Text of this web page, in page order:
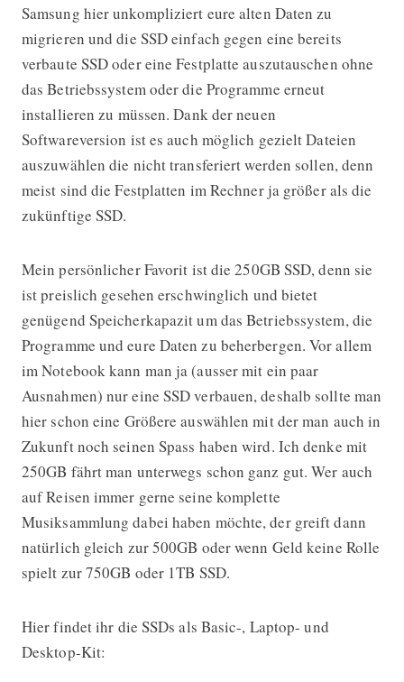
Samsung hier unkompliziert eure alten Daten zu
migrieren und die SSD einfach gegen eine bereits
verbaute SSD oder eine Festplatte auszutauschen ohne
das Betriebssystem oder die Programme erneut
installieren zu müssen. Dank der neuen
Softwareversion ist es auch möglich gezielt Dateien
auszuwählen die nicht transferiert werden sollen, denn
meist sind die Festplatten im Rechner ja größer als die
zukünftige SSD.
Mein persönlicher Favorit ist die 250GB SSD, denn sie
ist preislich gesehen erschwinglich und bietet
genügend Speicherkapazit um das Betriebssystem, die
Programme und eure Daten zu beherbergen. Vor allem
im Notebook kann man ja (ausser mit ein paar
Ausnahmen) nur eine SSD verbauen, deshalb sollte man
hier schon eine Größere auswählen mit der man auch in
Zukunft noch seinen Spass haben wird. Ich denke mit
250GB fährt man unterwegs schon ganz gut. Wer auch
auf Reisen immer gerne seine komplette
Musiksammlung dabei haben möchte, der greift dann
natürlich gleich zur 500GB oder wenn Geld keine Rolle
spielt zur 750GB oder 1TB SSD.
Hier findet ihr die SSDs als Basic-, Laptop- und
Desktop-Kit: